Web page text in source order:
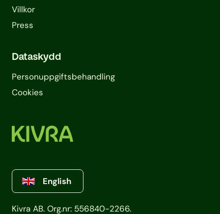
Villkor
Press
Dataskydd
Personuppgifts­behandling
Cookies
Kivra AB. Org.nr: 556840-2266.
English